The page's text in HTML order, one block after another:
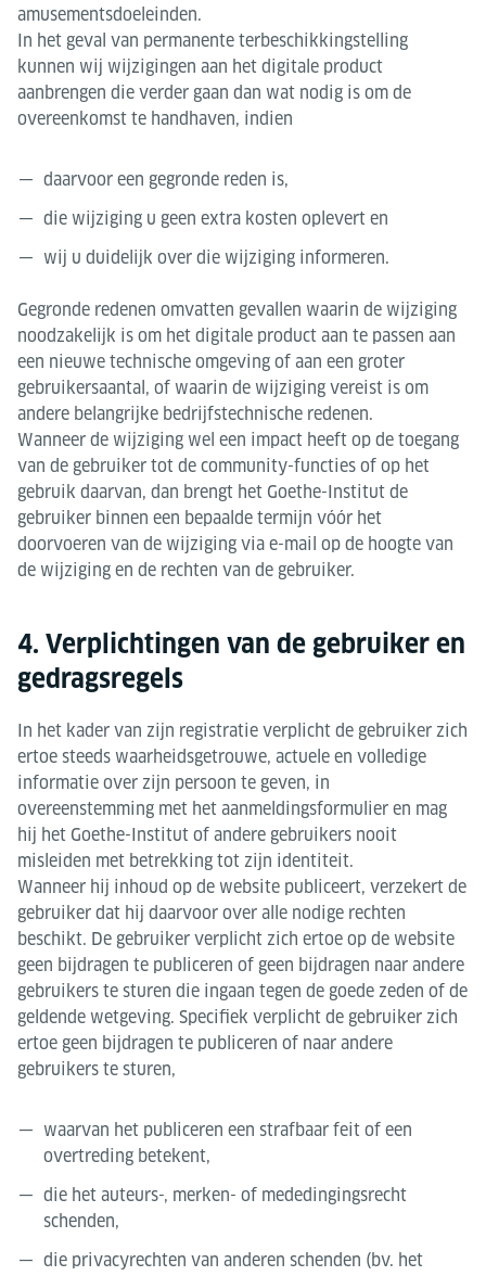
amusementsdoeleinden.
In het geval van permanente terbeschikkingstelling
kunnen wij wijzigingen aan het digitale product
aanbrengen die verder gaan dan wat nodig is om de
overeenkomst te handhaven, indien
daarvoor een gegronde reden is,
die wijziging u geen extra kosten oplevert en
wij u duidelijk over die wijziging informeren.
Gegronde redenen omvatten gevallen waarin de wijziging
noodzakelijk is om het digitale product aan te passen aan
een nieuwe technische omgeving of aan een groter
gebruikersaantal, of waarin de wijziging vereist is om
andere belangrijke bedrijfstechnische redenen.
Wanneer de wijziging wel een impact heeft op de toegang
van de gebruiker tot de community-functies of op het
gebruik daarvan, dan brengt het Goethe-Institut de
gebruiker binnen een bepaalde termijn vóór het
doorvoeren van de wijziging via e-mail op de hoogte van
de wijziging en de rechten van de gebruiker.
4. Verplichtingen van de gebruiker en
gedragsregels
In het kader van zijn registratie verplicht de gebruiker zich
ertoe steeds waarheidsgetrouwe, actuele en volledige
informatie over zijn persoon te geven, in
overeenstemming met het aanmeldingsformulier en mag
hij het Goethe-Institut of andere gebruikers nooit
misleiden met betrekking tot zijn identiteit.
Wanneer hij inhoud op de website publiceert, verzekert de
gebruiker dat hij daarvoor over alle nodige rechten
beschikt. De gebruiker verplicht zich ertoe op de website
geen bijdragen te publiceren of geen bijdragen naar andere
gebruikers te sturen die ingaan tegen de goede zeden of de
geldende wetgeving. Specifiek verplicht de gebruiker zich
ertoe geen bijdragen te publiceren of naar andere
gebruikers te sturen,
waarvan het publiceren een strafbaar feit of een
overtreding betekent,
die het auteurs-, merken- of mededingingsrecht
schenden,
die privacyrechten van anderen schenden (bv. het